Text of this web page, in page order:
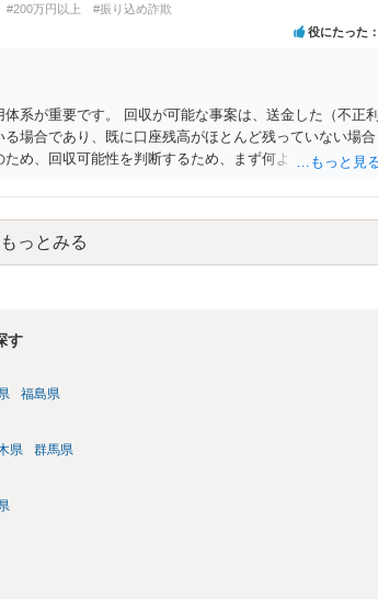
#200万円以上 #振り込め詐欺
役にたった
系が重要です。 回収が可能な事案は、送金した（不正利
場合であり、既に口座残高がほとんど残っていない場合
め、回収可能性を判断するため、まず何よりも、送金先
には口座凍結から2か月程度かかることも多く、むしろ
・住所・残高を把握し、残高がある場合にはすみやかに
仮差押えを行うことが望ましい）ことになります。 残高
不法行為責任を理由に内容証明郵便を送ったり提訴した
報を盗取された等の事案もあり、口座名義人の過失責任
資詐欺事案で重要なのは、他の被害者も弁護士へ依頼して
いうことです。そのため、とにかく他の被害者に先んじ
ることができるかどうかが重要になります。少なくと
ような事案では、被害者の誰かが公告期間満了前に仮差
。なお、振り込め詐欺救済法の規定では、凍結された預
のため、回収のためには一日も早く動く必要があるわけ
針を的確に説明できているかどうかが、弁護士を信頼でき
もっとみる
す
福島県
県 群馬県